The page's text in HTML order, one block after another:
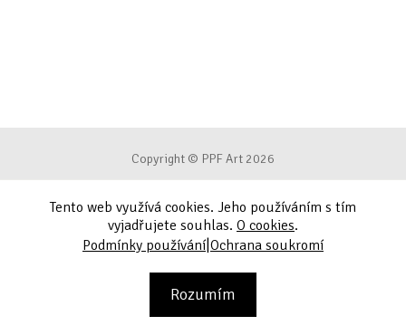
Copyright © PPF Art 2026
Podmínky používání
Ochrana soukromí
Tento web využívá cookies. Jeho používáním s tím
vyjadřujete souhlas. O cookies.
Podmínky používání|Ochrana soukromí
Rozumím